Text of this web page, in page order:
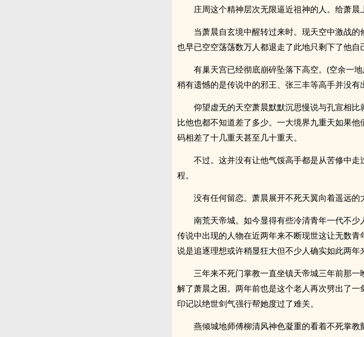
庄周这个精神层次无限逼近祖神的人。给萧晨
当萧晨自玄境中醒转过来时。现天空中激战
也早已空空荡荡数万人都退走了此地只剩下了他自
有巢天宫已经彻底崩碎坠落下高空。(空余一
稍有遗憾的是传说中的邪王、张三丰等高手并没有
仰望虚无的天空萧晨默默沉思慢说与孔宣相
比他也都不知道差了多少。一大境界九重天如果
码相差了十几重天甚至几十重天。
不过。这并没有让他气馁高手都是从苦修中
程。
没有任何留恋。萧晨展开不死天翼向着遥远的
南荒天帝城。如今显得有些冷清青年一代不
传说中出现的人物在近两年来不断现世这让无数
说是追逐理想或许稍显狂大但不少人确实如此两年
三年来不死门掌教一直坐镇天帝城三年前那
解了萧晨之困。两年前也是这个老人再次劈出了
印记以绝世剑气强行帮她度过了难关。
燕倾城地师傅柳清风神色凝重的看着不死掌